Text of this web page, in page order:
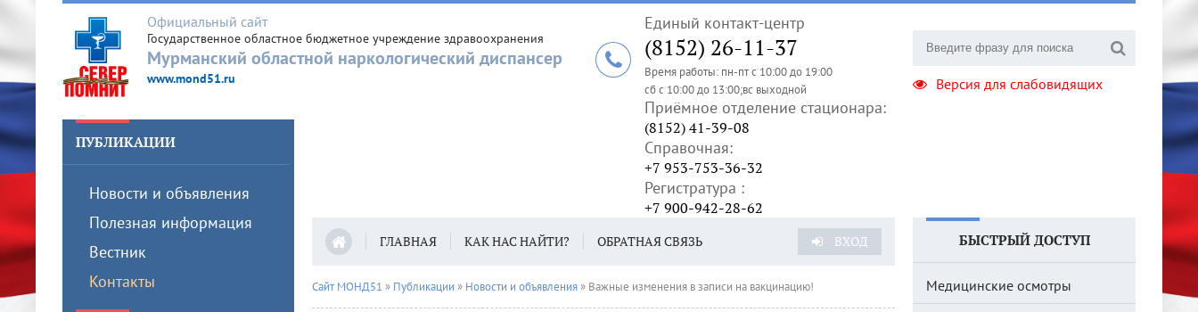
Официальный сайт
Государственное областное бюджетное учреждение здравоохранения
Мурманский областной наркологический диспансер
www.mond51.ru Версия для слабовидящих
Единый контакт-центр
(8152) 26-11-37
Время работы: пн-пт с 10:00 до 19:00
сб с 10:00 до 13:00;вс выходной
Приёмное отделение стационара:
(8152) 41-39-08
Справочная:
+7 953-753-36-32
Регистратура :
+7 900-942-28-62
ПУБЛИКАЦИИ
Новости и объявления
Полезная информация
Вестник
Контакты
ГЛАВНАЯ КАК НАС НАЙТИ? ОБРАТНАЯ СВЯЗЬ ВХОД
Сайт МОНД51 » Публикации » Новости и объявления» Важные изменения в записи на вакцинацию!
БЫСТРЫЙ ДОСТУП
Медицинские осмотры